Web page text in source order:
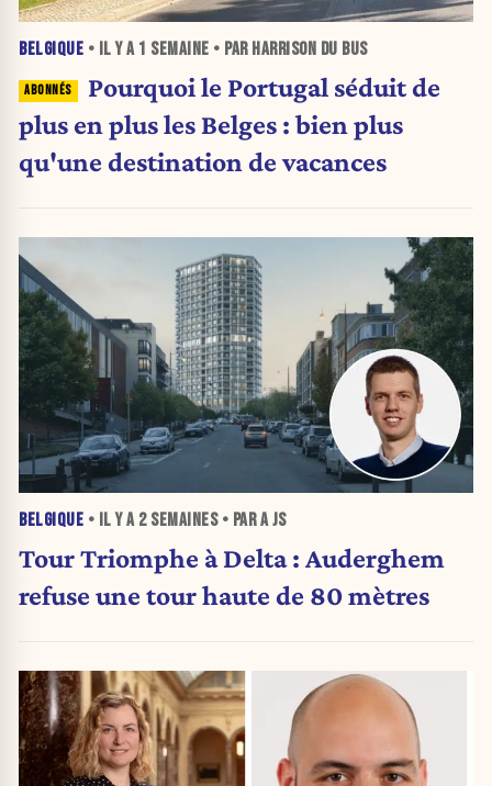
BELGIQUE • IL Y A 1 SEMAINE • PAR HARRISON DU BUS
Pourquoi le Portugal séduit de
plus en plus les Belges : bien plus
qu'une destination de vacances
BELGIQUE • IL Y A 2 SEMAINES• PAR A JS
Tour Triomphe à Delta : Auderghem
refuse une tour haute de 80 mètres